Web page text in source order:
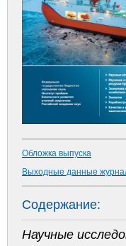
Обложка выпуска
Выходные данные
Содержание:
Научные